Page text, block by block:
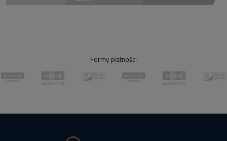
Formy płatności